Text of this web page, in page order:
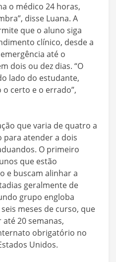
o médico 24 horas,
disse Luana. A
que o aluno siga
clínico, desde a
até o
dois ou dez dias. “O
lado do estudante,
certo e o errado”,
que varia de quatro a
para atender a dois
O primeiro
que estão
e buscam alinhar a
geralmente de
grupo engloba
meses de curso, que
20 semanas,
obrigatório no
Unidos.